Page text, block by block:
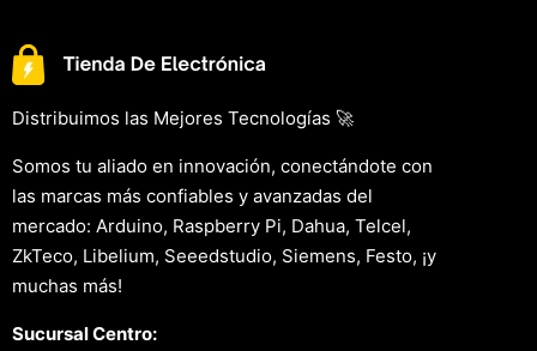
Distribuimos las Mejores Tecnologías 🚀
Somos tu aliado en innovación, conectándote con
las marcas más confiables y avanzadas del
mercado: Arduino, Raspberry Pi, Dahua, Telcel,
ZkTeco, Libelium, Seeedstudio, Siemens, Festo, ¡y
muchas más!
Sucursal Centro: